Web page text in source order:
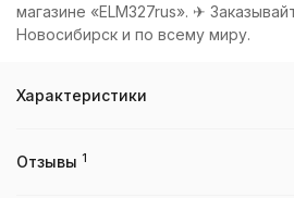
магазине «ELM327rus». ✈
Новосибирск и по всему миру.
Характеристики
Отзывы 1